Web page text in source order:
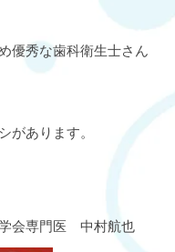
優秀な歯科衛生士さん
があります。
会専門医 中村航也